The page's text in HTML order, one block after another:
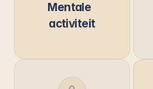
Mentale
activiteit